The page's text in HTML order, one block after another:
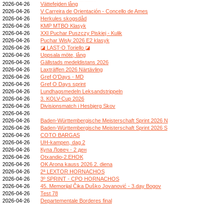
2026-04-26
Vättefejden lång
2026-04-26
V Carreira de Orientación - Concello de Ames
2026-04-26
Herkules skogsdåd
2026-04-26
KMP MTBO Klasyk
2026-04-26
XXI Puchar Puszczy Piskiej - Kulik
2026-04-26
Puchar Wisły 2026 E2 klasyk
2026-04-26
◪ LAST-O Toriello ◪
2026-04-26
Uppsala möte, lång
2026-04-26
Gällstads medeldistans 2026
2026-04-26
Laxträffen 2026 Närtävling
2026-04-26
Gref O'Days - MD
2026-04-26
Gref O Days sprint
2026-04-26
Lundhagsmedeln Leksandstrippeln
2026-04-26
3. KOLV-Cup 2026
2026-04-26
Divisionsmatch i Hesbjerg Skov
2026-04-26
2026-04-26
Baden-Württembergische Meisterschaft Sprint 2026 N
2026-04-26
Baden-Württembergische Meisterschaft Sprint 2026 S
2026-04-26
COTO BARGAS
2026-04-26
UH-kampen, dag 2
2026-04-26
Купа Ловеч - 2 ден
2026-04-26
Otxandio-2.EHOK
2026-04-26
OK Arona kauss 2026 2. diena
2026-04-26
2ª LEXTOR HORNACHOS
2026-04-26
3º SPRINT - CPO HORNACHOS
2026-04-26
45. Memorijal Čika Duško Jovanović - 3.day Bogov
2026-04-26
Test 78
2026-04-26
Departementale Borderes final